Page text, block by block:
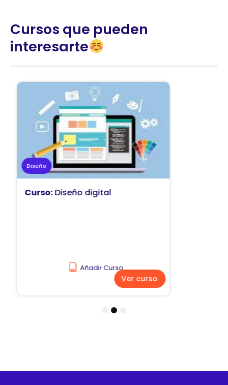
Cursos que pueden
interesarte
Marketing
Curso:Diseño y comunicación
Añadir Curso
Ver curso